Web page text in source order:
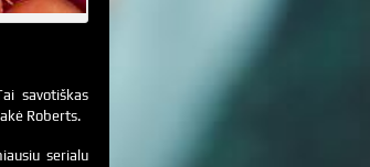
savotiškas
Roberts.
serialu